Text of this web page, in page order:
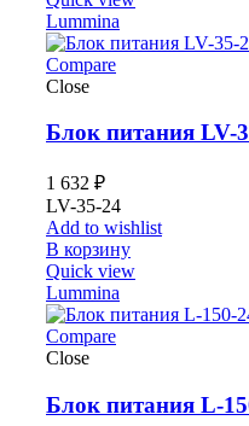
Lummina
Compare
Close
Блок питания LV-
1 632 ₽
LV-35-24
Add to wishlist
В корзину
Quick view
Lummina
Compare
Close
Блок питания L-